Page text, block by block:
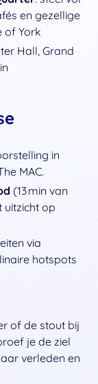
en gezellige
of York
Hall, Grand
in
MAC.
(13 min van
uitzicht op
via
hotspots
of de stout bij
je de ziel
verleden en